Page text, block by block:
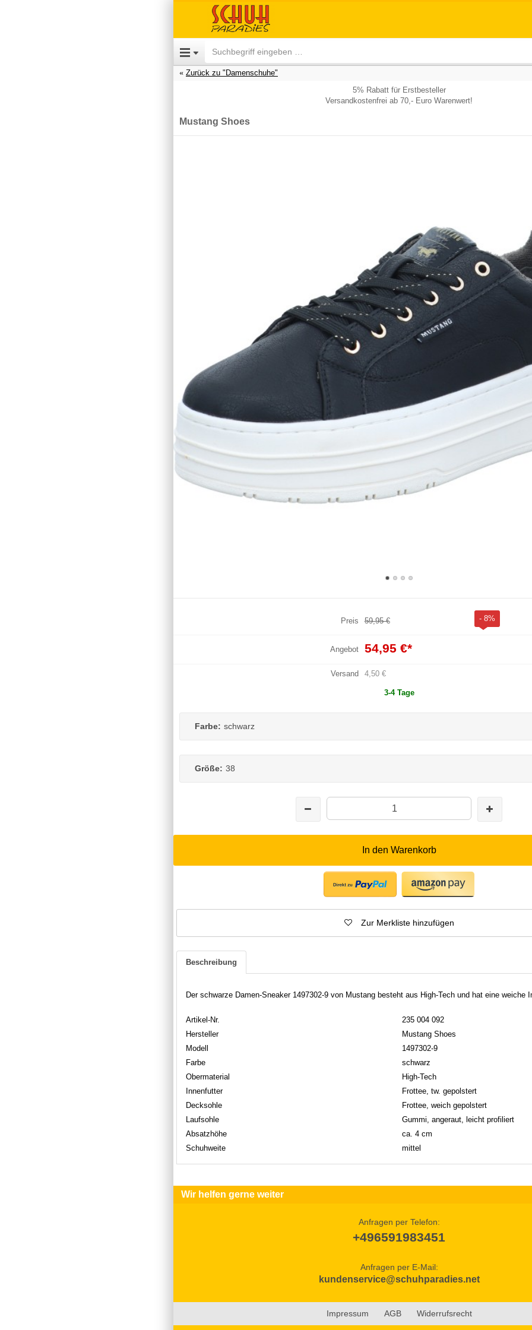
Zurück zu "Damenschuhe"
5% Rabatt für Erstbesteller
Versandkostenfrei ab 70,- Euro Warenwert!
Mustang Shoes
Preis 59,95 € - 8%
Angebot 54,95 €*
Versand 4,50 €
3-4 Tage
Farbe: schwarz
Größe: 38
In den Warenkorb
Zur Merkliste hinzufügen
Beschreibung
Der schwarze Damen-Sneaker 1497302-9 von Mustang besteht aus High-Tech und hat eine weiche
Artikel-Nr.
235 004 092
Hersteller
Mustang Shoes
Modell
1497302-9
Farbe
schwarz
Obermaterial
High-Tech
Innenfutter
Frottee, tw. gepolstert
Decksohle
Frottee, weich gepolstert
Laufsohle
Gummi, angeraut, leicht profiliert
Absatzhöhe
ca. 4 cm
Schuhweite
mittel
Wir helfen gerne weiter
Anfragen per Telefon:
+496591983451
Anfragen per E-Mail:
kundenservice@schuhparadies.net
Impressum AGB Widerrufsrecht